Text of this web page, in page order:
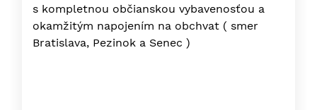
s kompletnou občianskou vybavenosťou a
okamžitým napojením na obchvat ( smer
Bratislava, Pezinok a Senec )